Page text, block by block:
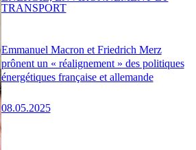
Emmanuel Macron et Friedrich Merz
prônent un « réalignement » des politiques
énergétiques française et allemande
08.05.2025
TRANSPORT